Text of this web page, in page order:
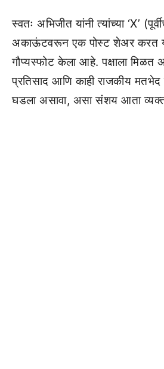
स्वतः अभिजीत यांनी त्यांच्या ‘X’
अकाऊंटवरून एक पोस्ट शेअर करत
गौप्यस्फोट केला आहे. पक्षाला मिळत
प्रतिसाद आणि काही राजकीय मतभेद
घडला असावा, असा संशय आता